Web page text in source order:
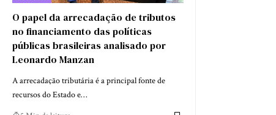
O papel da arrecadação de tributos
no financiamento das políticas
públicas brasileiras analisado por
Leonardo Manzan
A arrecadação tributária é a principal fonte de
recursos do Estado e…